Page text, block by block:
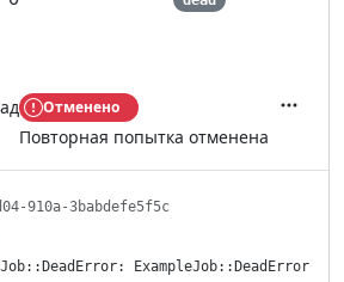
Отменено
Повторная попытка отменена
910a-3babdefe5f5c
ExampleJob::DeadError